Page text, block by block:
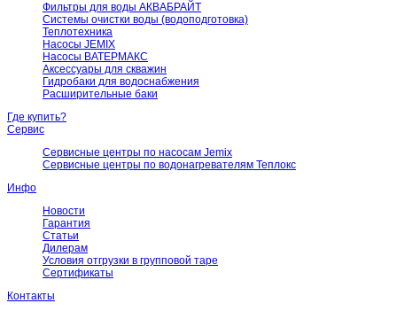
Фильтры для воды АКВАБРАЙТ
Системы очистки воды (водоподготовка)
Теплотехника
Насосы JEMIX
Насосы ВАТЕРМАКС
Аксессуары для скважин
Гидробаки для водоснабжения
Расширительные баки
Где купить?
Сервис
Сервисные центры по насосам Jemix
Сервисные центры по водонагревателям Теплокс
Инфо
Новости
Гарантия
Статьи
Дилерам
Условия отгрузки в групповой таре
Сертификаты
Контакты